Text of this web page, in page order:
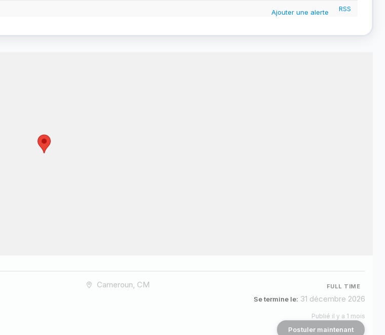
RSS
Ajouter une alerte
Cameroun, CM FULL TIME
Se termine le: 31 décembre 2026
Publié il y a 1 mois
Postuler maintenant